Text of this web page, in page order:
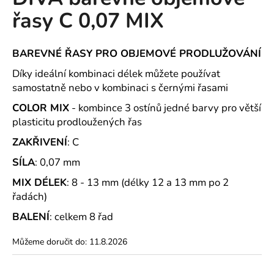
0,0
z
hvězdiček.
řasy C 0,07 MIX
BAREVNÉ ŘASY PRO OBJEMOVÉ PRODLUŽOVÁNÍ
Díky ideální kombinaci délek můžete používat
samostatně nebo v kombinaci s černými řasami
COLOR MIX - kombince 3 ostínů jedné barvy pro větší
plasticitu prodloužených řas
ZAKŘIVENÍ: C
SÍLA: 0,07 mm
MIX DÉLEK: 8 - 13 mm (délky 12 a 13 mm po 2
řadách)
BALENÍ: celkem 8 řad
Můžeme doručit do: 11.8.2026
a
j
í
t
?
D
p
o
r